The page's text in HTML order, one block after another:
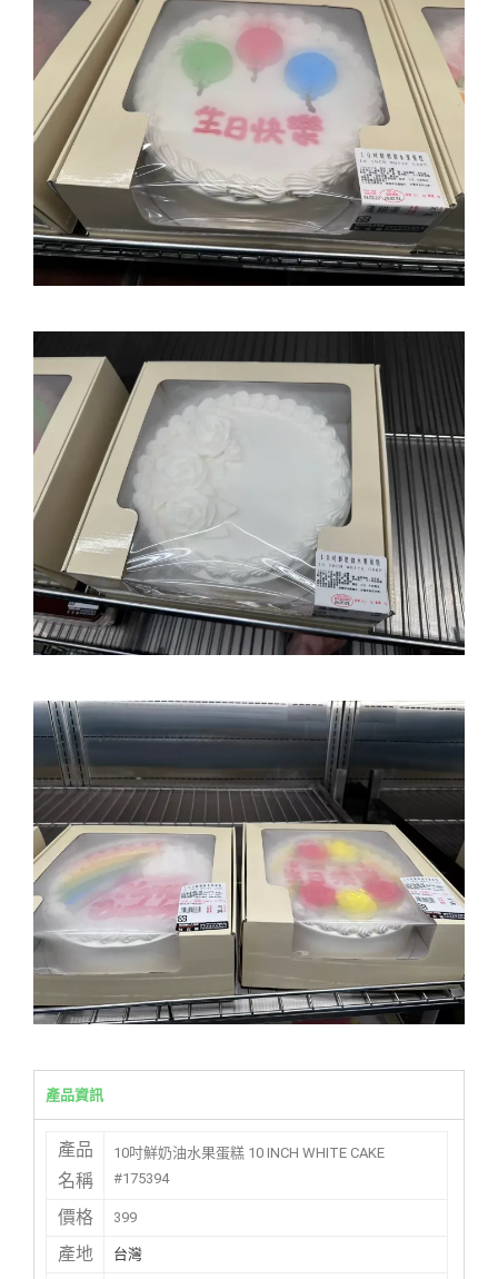
產品資訊
產品
名稱
10吋鮮奶油水果蛋糕 10 INCH WHITE CAKE
#175394
價格 399
產地 台灣